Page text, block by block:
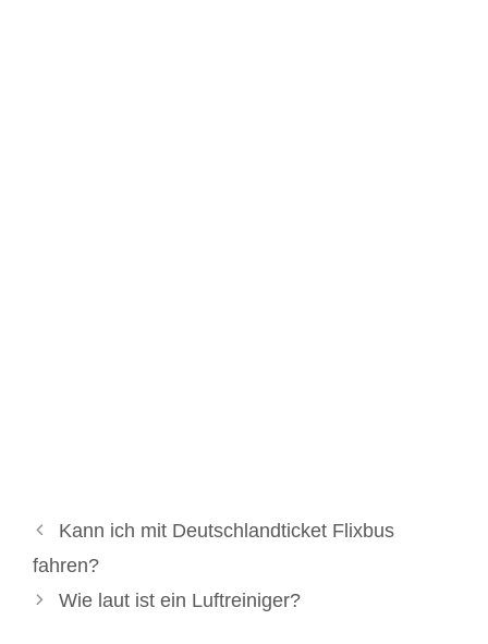
Kann ich mit Deutschlandticket Flixbus
fahren?
Wie laut ist ein Luftreiniger?